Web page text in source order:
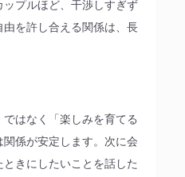
プルほど、干渉しすぎず
を許し合える関係は、長
はなく「楽しみを育てる
係が安定します。次に会
きにしたいことを話した